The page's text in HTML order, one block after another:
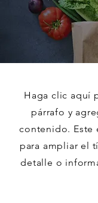
Haga clic aquí
párrafo y
contenido. Este
para ampliar el
detalle o